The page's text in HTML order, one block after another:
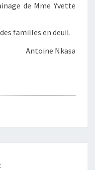
de Mme Yvette
familles en deuil.
Antoine Nkasa